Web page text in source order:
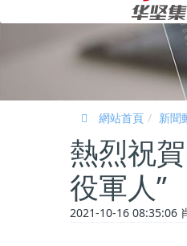
網站首頁 新聞
熱烈祝
役軍人”
2021-10-16 08:35:06